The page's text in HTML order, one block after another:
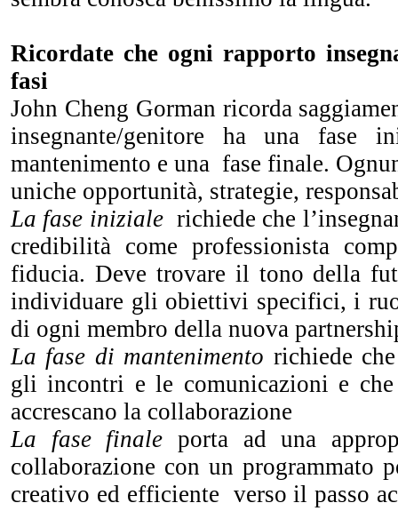
Ricordate che ogni rapporto
fasi
John Cheng Gorman ricorda
insegnante/genitore ha una fase
mantenimento e una fase finale.
uniche opportunità, strategie,
La fase inizialerichiede che
credibilità come professionista
fiducia. Deve trovare il tono della
individuare gli obiettivi specifici, i
di ogni membro della nuova
La fase di mantenimento richiede
gli incontri e le comunicazioni e
accrescano la collaborazione
La fase finale porta ad una
collaborazione con un programmato
creativo ed efficiente verso il passo